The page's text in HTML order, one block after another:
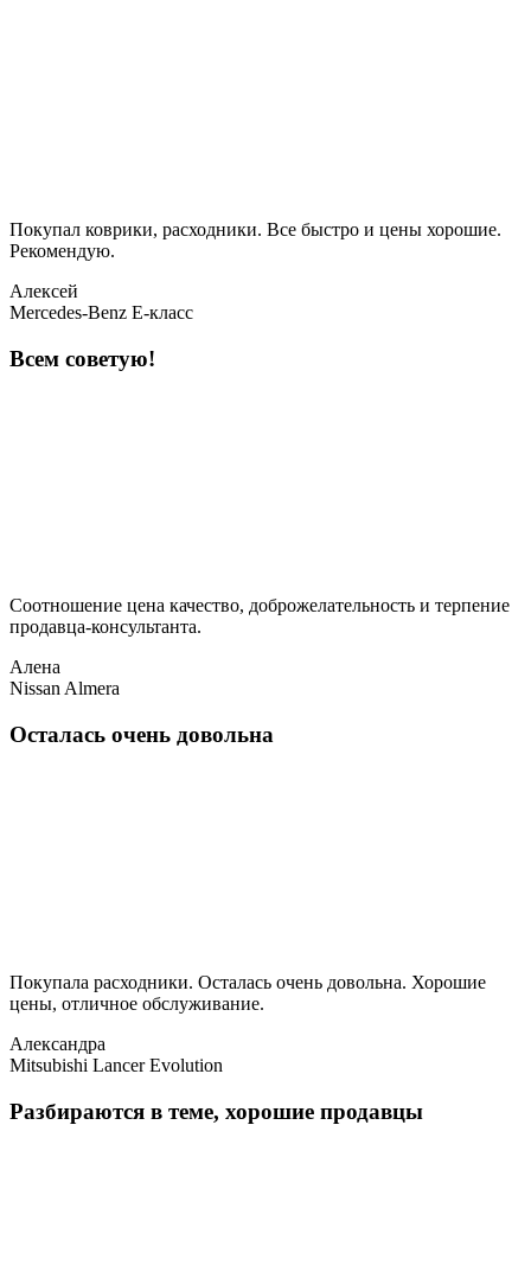
Покупал коврики, расходники. Все быстро и цены хорошие.
Рекомендую.
Алексей
Mercedes-Benz E-класс
Всем советую!
Соотношение цена качество, доброжелательность и терпение
продавца-консультанта.
Алена
Nissan Almera
Осталась очень довольна
Покупала расходники. Осталась очень довольна. Хорошие
цены, отличное обслуживание.
Александра
Mitsubishi Lancer Evolution
Разбираются в теме, хорошие продавцы